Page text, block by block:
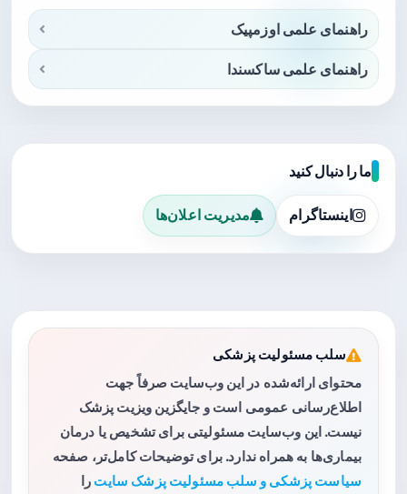
راهنمای علمی اوزمپیک
راهنمای علمی ساکسندا
ما را دنبال کنید
اینستاگرام مدیریت اعلان‌ها
سلب مسئولیت پزشکی
محتوای ارائه‌شده در این وب‌سایت صرفاً جهت
اطلاع‌رسانی عمومی است و جایگزین ویزیت پزشک
نیست. این وب‌سایت مسئولیتی برای تشخیص یا درمان
بیماری‌ها به همراه ندارد. برای توضیحات کامل‌تر، صفحه
سیاست پزشکی و سلب مسئولیت پزشک سایت را